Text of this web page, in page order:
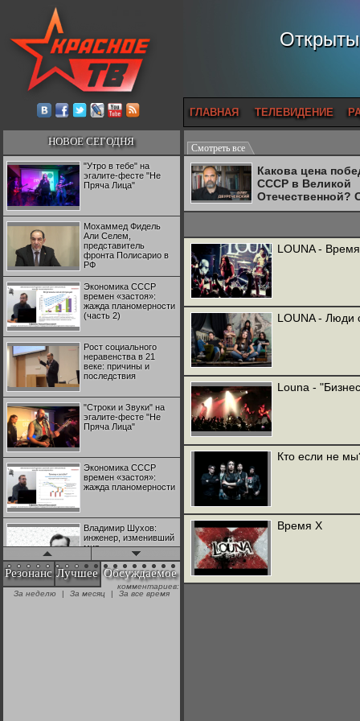
ГЛАВНАЯ ТЕЛЕВИДЕНИЕ
НОВОЕ СЕГОДНЯ
"Утро в тебе" на
эгалите-фесте "Не
Пряча Лица"
Мохаммед Фидель
Али Селем,
представитель
фронта Полисарио в
РФ
Экономика СССР
времен «застоя»:
жажда планомерности
(часть 2)
Рост социального
неравенства в 21
веке: причины и
последствия
"Строки и Звуки" на
эгалите-фесте "Не
Пряча Лица"
Экономика СССР
времен «застоя»:
жажда планомерности
Владимир Шухов:
инженер, изменивший
мир
"Аркадий Коц" на
эгалите-фесте "Не
Резонанс Лучшее Обсуждаемое
комментариев:
За неделю
| За месяц | За все время
Смотреть все
Какова цена
СССР в Великой
Отечественной?
Двуреченский о
LOUNA -
LOUNA - Люди
Louna -
Кто если не
Время X